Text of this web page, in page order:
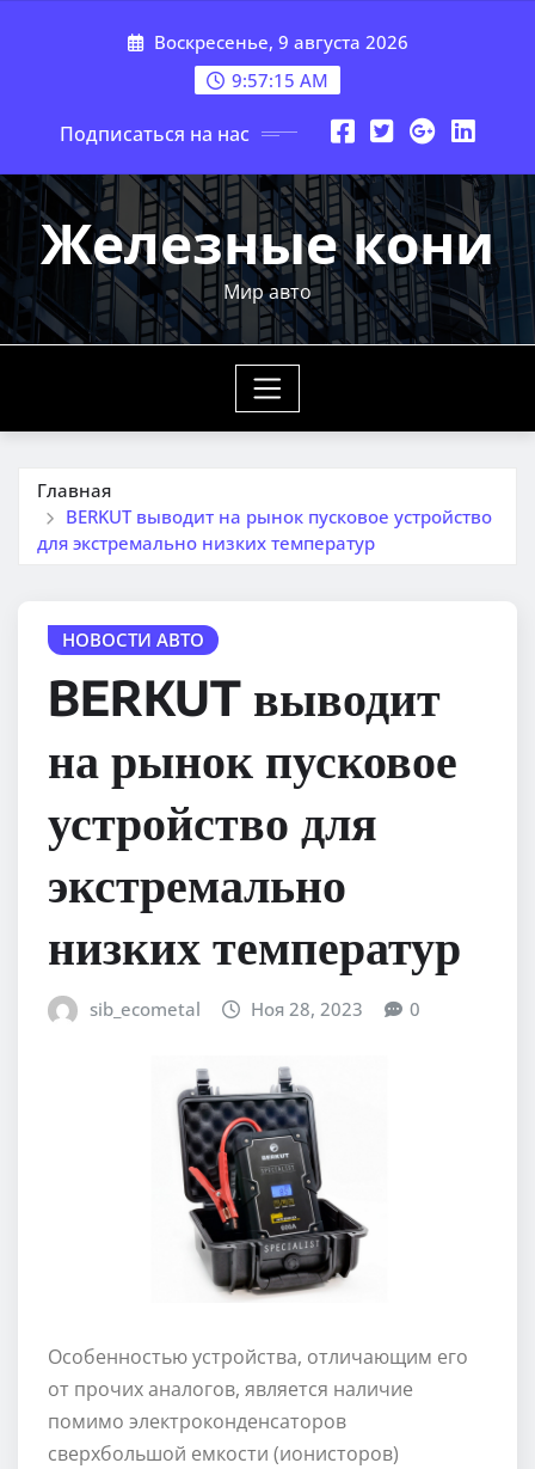
Воскресенье, 9 августа 2026
9:57:16 AM
Подписаться на нас
Железные кони
Мир авто
Главная
BERKUT выводит на рынок пусковое устройство
для экстремально низких температур
НОВОСТИ АВТО
BERKUT выводит
на рынок пусковое
устройство для
экстремально
низких температур
sib_ecometal Ноя 28, 2023 0
Особенностью устройства, отличающим его
от прочих аналогов, является наличие
помимо электроконденсаторов
сверхбольшой емкости (ионисторов)